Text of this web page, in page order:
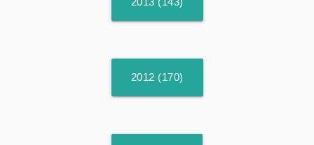
2012 (170)